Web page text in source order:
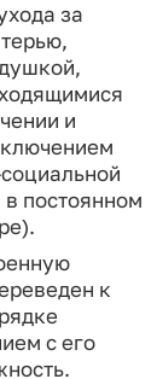
за
и
в постоянном
к
с его